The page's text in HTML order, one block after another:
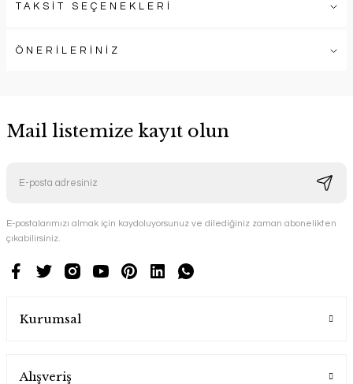
TAKSİT SEÇENEKLERİ
ÖNERİLERİNİZ
Mail listemize kayıt olun
E-postalarımızı almak için kaydoluyorsunuz ve dilediğiniz zaman abonelikten
çıkabilirsiniz.
Kurumsal
Alışveriş